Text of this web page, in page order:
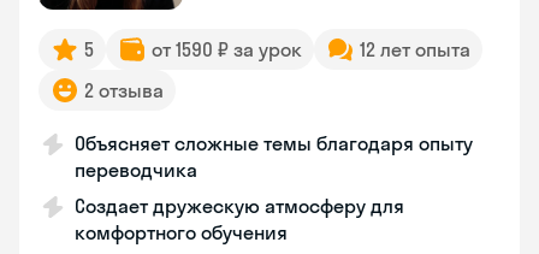
5 от 1590 ₽ за урок
12 лет опыта
2 отзыва
Объясняет сложные темы благодаря опыту
переводчика
Создает дружескую атмосферу для
комфортного обучения